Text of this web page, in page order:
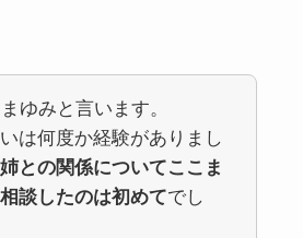
ゆみと言います。
は何度か経験がありまし
姉との関係についてここま
談したのは初めてでし